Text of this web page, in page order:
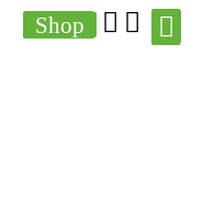
Shop